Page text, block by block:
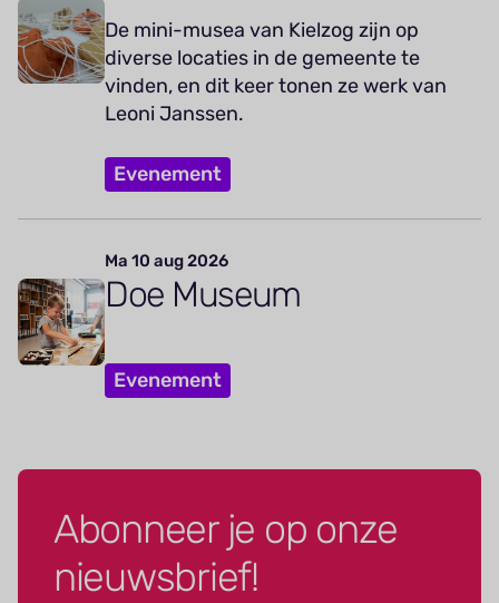
De mini-musea van Kielzog zijn op
diverse locaties in de gemeente te
vinden, en dit keer tonen ze werk van
Leoni Janssen.
Evenement
Ma 10 aug 2026
Doe Museum
Evenement
Abonneer je op onze
nieuwsbrief!